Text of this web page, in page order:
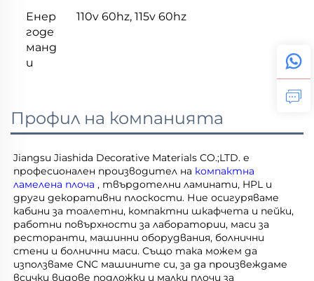
Енер
годе
манд
и
110v 60hz, 115v 60hz
Профил на компанията
Jiangsu Jiashida Decorative Materials CO.;LTD. е
професионален производител на компактна
ламелена плоча , твърдотелни ламинати, HPL и
други декоративни плоскости. Ние осигуряваме
кабини за тоалетни, компактни шкафчета и пейки,
работни повърхности за лаборатории, маси за
ресторанти, машинни оборудвания, болнични
стени и болнични маси. Също така можем да
използваме CNC машините си, за да произвеждаме
всички видове подложки и малки плочи за